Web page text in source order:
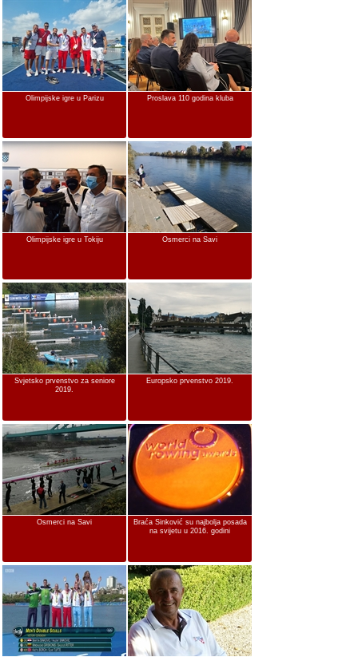
Olimpijske igre u Parizu Proslava 110 godina kluba
Olimpijske igre u Tokiju Osmerci na Savi
Svjetsko prvenstvo za seniore
2019.
Europsko prvenstvo 2019.
Osmerci na Savi
Braća Sinković su najbolja posada
na svijetu u 2016. godini